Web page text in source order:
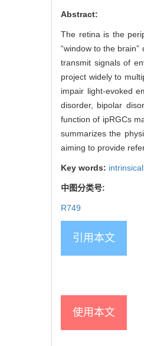
Abstract:
The retina is the
“window to the
transmit signals of
project widely to
impair light-evoked
disorder, bipolar
function of ipRGCs
summarizes the
aiming to provide
Key words:
中图分类号:
R749
引用本文
使用本文